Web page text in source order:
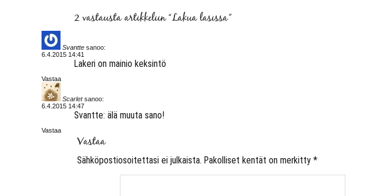
2 vastausta artikkeliin “Lakua lasissa”
Svantte sanoo:
6.4.2015 14:41
Lakeri on mainio keksintö
Vastaa
Scarlet sanoo:
6.4.2015 14:47
Svantte: älä muuta sano!
Vastaa
Vastaa
Sähköpostiosoitettasi ei julkaista. Pakolliset kentät on merkitty *